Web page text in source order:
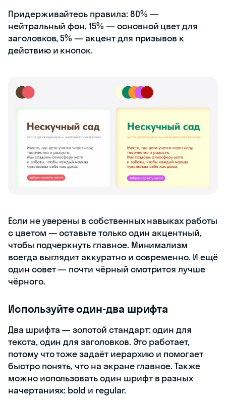
Придерживайтесь правила: 80% —
нейтральный фон, 15% — основной цвет для
заголовков, 5% — акцент для призывов к
действию и кнопок.
Если не уверены в собственных навыках работы
с цветом — оставьте только один акцентный,
чтобы подчеркнуть главное. Минимализм
всегда выглядит аккуратно и современно. И ещё
один совет — почти чёрный смотрится лучше
чёрного.
Используйте один-два шрифта
Два шрифта — золотой стандарт: один для
текста, один для заголовков. Это работает,
потому что тоже задаёт иерархию и помогает
быстро понять, что на экране главное. Также
можно использовать один шрифт в разных
начертаниях: bold и regular.